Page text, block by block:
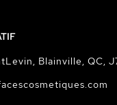
Blainville, QC,